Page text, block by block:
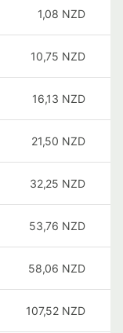
1,08 NZD
10,75 NZD
16,13 NZD
21,50 NZD
32,25 NZD
53,76 NZD
58,06 NZD
107,52 NZD